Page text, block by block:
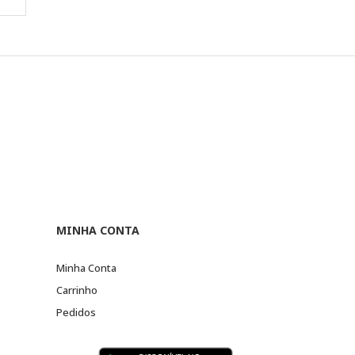
MINHA CONTA
Minha Conta
Carrinho
Pedidos